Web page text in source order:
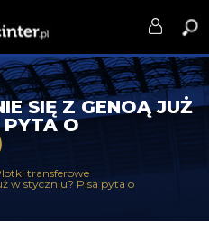
SIĘ Z GENOĄ JUŻ
PYTA O
transferowe
w styczniu? Pisa pyta o